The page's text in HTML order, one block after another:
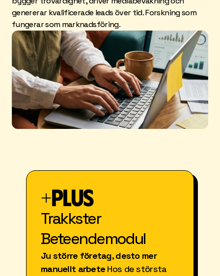
genererar kvalificerade leads över tid. Forskning som
fungerar som marknadsföring.
+Plus
Trakkster
Beteendemodul
Ju större företag, desto mer
manuellt arbete Hos de största